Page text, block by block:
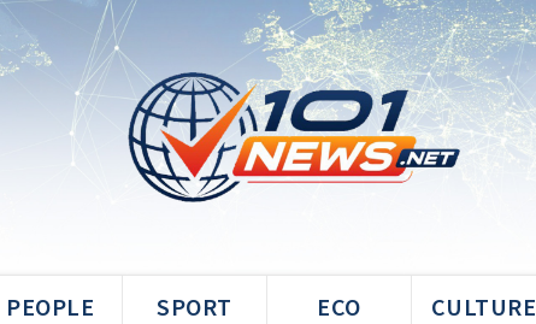
PEOPLE SPORT ECO CULTURE